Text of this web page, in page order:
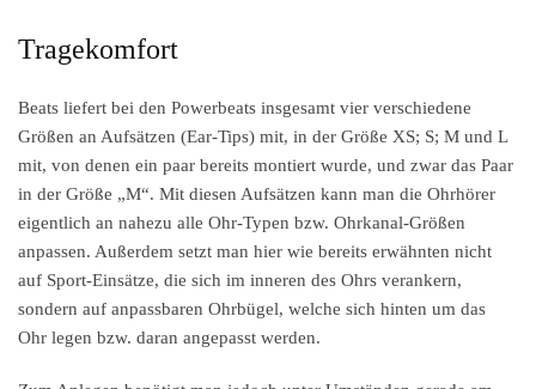
Tragekomfort
Beats liefert bei den Powerbeats insgesamt vier verschiedene
Größen an Aufsätzen (Ear-Tips) mit, in der Größe XS; S; M und L
mit, von denen ein paar bereits montiert wurde, und zwar das Paar
in der Größe „M“. Mit diesen Aufsätzen kann man die Ohrhörer
eigentlich an nahezu alle Ohr-Typen bzw. Ohrkanal-Größen
anpassen. Außerdem setzt man hier wie bereits erwähnten nicht
auf Sport-Einsätze, die sich im inneren des Ohrs verankern,
sondern auf anpassbaren Ohrbügel, welche sich hinten um das
Ohr legen bzw. daran angepasst werden.